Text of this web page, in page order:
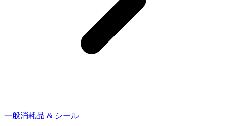
一般消耗品 & シール